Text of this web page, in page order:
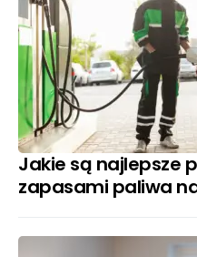
Jakie są najlepsze
zapasami paliwa